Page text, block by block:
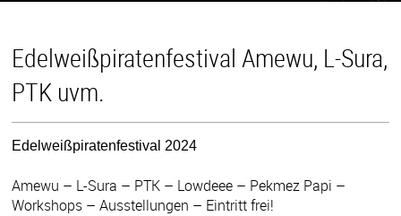
Edelweißpiratenfestival Amewu, L-Sura,
PTK uvm.
Edelweißpiratenfestival 2024
Amewu – L-Sura – PTK – Lowdeee – Pekmez Papi –
Workshops – Ausstellungen – Eintritt frei!